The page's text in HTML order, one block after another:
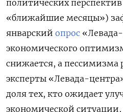
политических
«ближайшие месяцы»)
январский опрос
экономического
снижается, а пессимизма
эксперты «Левада-
доля тех, кто ожидает
экономической ситуации,